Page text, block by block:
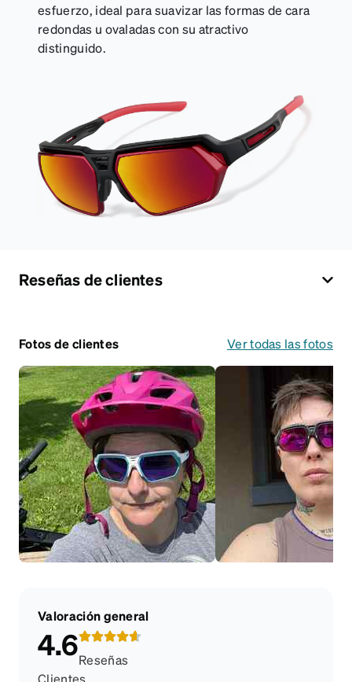
esfuerzo, ideal para suavizar las formas de cara
redondas u ovaladas con su atractivo
distinguido.
Reseñas de clientes
Fotos de clientes Ver todas las fotos
Valoración general
4.6Reseñas
Clientes